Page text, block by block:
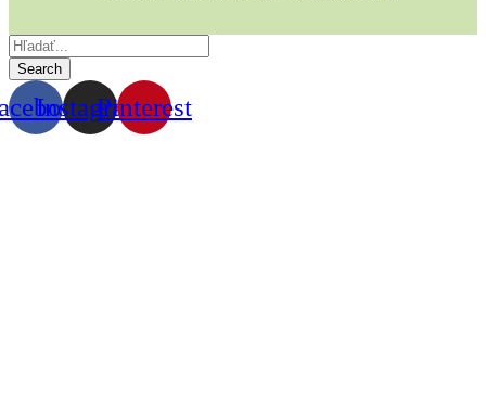
Search
InstagramPinterest